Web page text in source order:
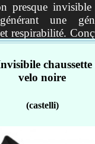
presque
une
respirabilité.
Skinlife, une
et dotées
au milieu
pour
une agréable
et de légèreté
un excellent maintien.
chaussette
velo noire
(castelli)